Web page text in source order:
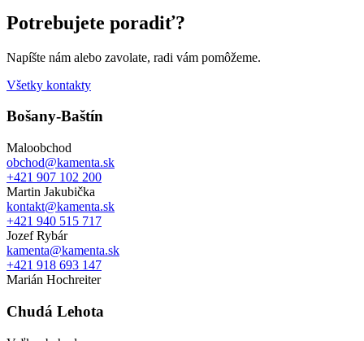
Potrebujete poradiť?
Napíšte nám alebo zavolate, radi vám pomôžeme.
Všetky kontakty
Bošany-Baštín
Maloobchod
obchod@kamenta.sk
+421 907 102 200
Martin Jakubička
kontakt@kamenta.sk
+421 940 515 717
Jozef Rybár
kamenta@kamenta.sk
+421 918 693 147
Marián Hochreiter
Chudá Lehota